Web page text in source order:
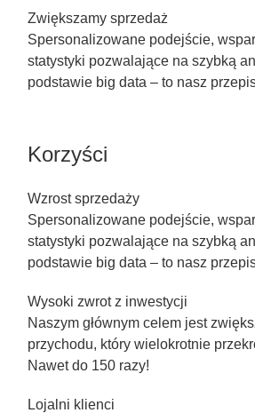
Zwiększamy sprzedaż
Spersonalizowane podejście,
statystyki pozwalające na szybką
podstawie big data – to nasz
Korzyści
Wzrost sprzedaży
Spersonalizowane podejście,
statystyki pozwalające na szybką
podstawie big data – to nasz
Wysoki zwrot z inwestycji
Naszym głównym celem jest
przychodu, który wielokrotnie
Nawet do 150 razy!
Lojalni klienci